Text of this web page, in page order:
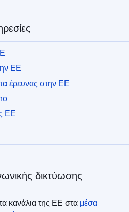
ΕΕ
έρευνας στην ΕΕ
ΕΕ
δικτύωσης
κανάλια της ΕΕ στα μέσα